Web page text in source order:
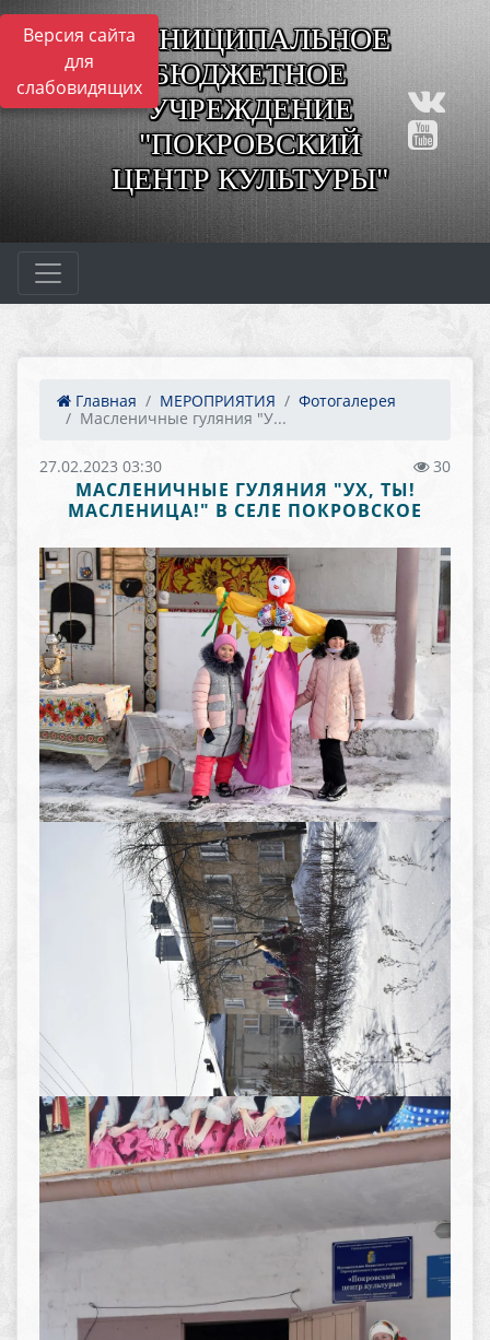
Версия сайта
для
слабовидящих
МУНИЦИПАЛЬНОЕ
БЮДЖЕТНОЕ
УЧРЕЖДЕНИЕ
"ПОКРОВСКИЙ
ЦЕНТР КУЛЬТУРЫ"
Главная МЕРОПРИЯТИЯ
Фотогалерея
Масленичные гуляния "У...
27.02.2023 03:30 30
МАСЛЕНИЧНЫЕ ГУЛЯНИЯ "УХ, ТЫ!
МАСЛЕНИЦА!" В СЕЛЕ ПОКРОВСКОЕ